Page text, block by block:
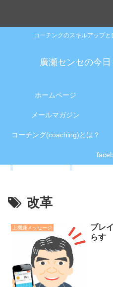
コーチングのスキルアップ
廣瀬センセの今
ホームページ
メールマガジン
コーチング(coaching)とは？
改革
上機嫌メッセージ
ブレ
らす